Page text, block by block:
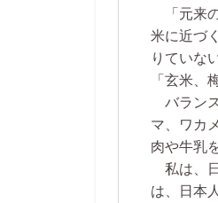
「元来
米に近づ
りていな
「玄米、
バラン
マ、ワカ
肉や牛乳
私は、
は、日本